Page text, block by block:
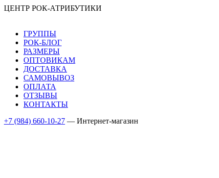
ЦЕНТР РОК-АТРИБУТИКИ
ГРУППЫ
РОК-БЛОГ
РАЗМЕРЫ
ОПТОВИКАМ
ДОСТАВКА
САМОВЫВОЗ
ОПЛАТА
ОТЗЫВЫ
КОНТАКТЫ
+7 (984) 660-10-27 — Интернет-магазин